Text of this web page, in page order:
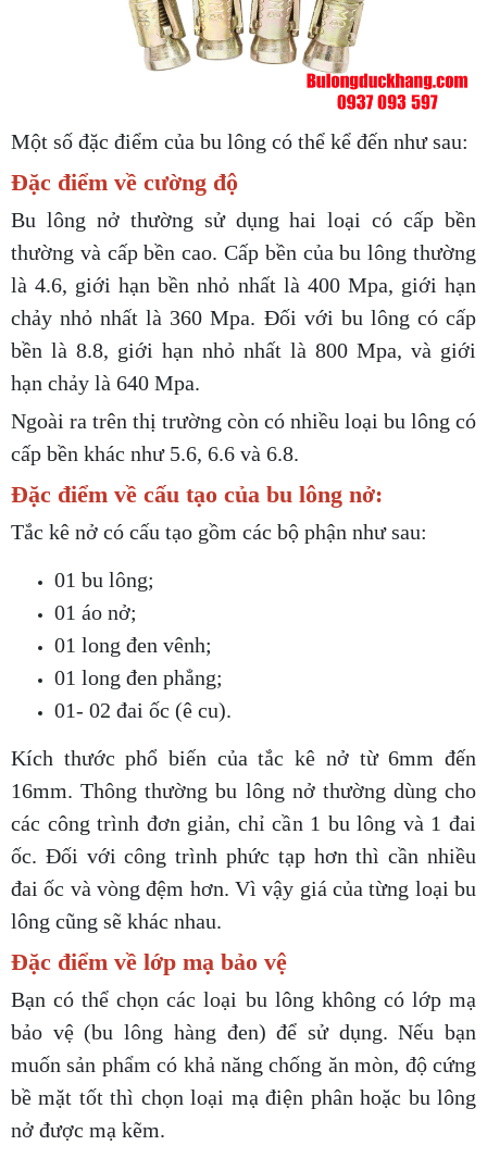
Một số đặc điểm của bu lông có thể kể đến như sau:
Đặc điểm về cường độ
Bu lông nở thường sử dụng hai loại có cấp bền
thường và cấp bền cao. Cấp bền của bu lông thường
là 4.6, giới hạn bền nhỏ nhất là 400 Mpa, giới hạn
chảy nhỏ nhất là 360 Mpa. Đối với bu lông có cấp
bền là 8.8, giới hạn nhỏ nhất là 800 Mpa, và giới
hạn chảy là 640 Mpa.
Ngoài ra trên thị trường còn có nhiều loại bu lông có
cấp bền khác như 5.6, 6.6 và 6.8.
Đặc điểm về cấu tạo của bu lông nở:
Tắc kê nở có cấu tạo gồm các bộ phận như sau:
01 bu lông;
01 áo nở;
01 long đen vênh;
01 long đen phẳng;
01- 02 đai ốc (ê cu).
Kích thước phổ biến của tắc kê nở từ 6mm đến
16mm. Thông thường bu lông nở thường dùng cho
các công trình đơn giản, chỉ cần 1 bu lông và 1 đai
ốc. Đối với công trình phức tạp hơn thì cần nhiều
đai ốc và vòng đệm hơn. Vì vậy giá của từng loại bu
lông cũng sẽ khác nhau.
Đặc điểm về lớp mạ bảo vệ
Bạn có thể chọn các loại bu lông không có lớp mạ
bảo vệ (bu lông hàng đen) để sử dụng. Nếu bạn
muốn sản phẩm có khả năng chống ăn mòn, độ cứng
bề mặt tốt thì chọn loại mạ điện phân hoặc bu lông
nở được mạ kẽm.